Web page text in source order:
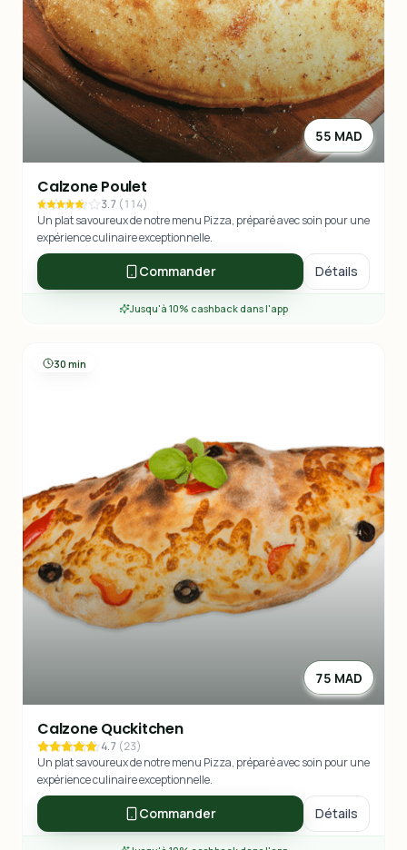
55 MAD
Calzone Poulet
3.7 (114)
Un plat savoureux de notre menu Pizza, préparé avec soin pour une
expérience culinaire exceptionnelle.
Commander Détails
Jusqu'à 10% cashback dans l'app
30 min
75 MAD
Calzone Quckitchen
4.7 (23)
Un plat savoureux de notre menu Pizza, préparé avec soin pour une
expérience culinaire exceptionnelle.
Commander Détails